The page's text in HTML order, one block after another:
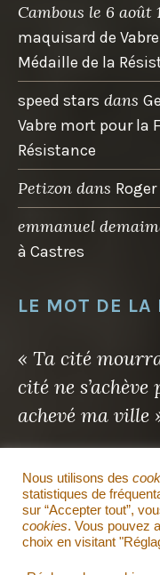
Cambous le 6 août
maquisard de
Médaille de la
speed stars dans
Vabre mort pour la
Résistance
Petizon dans
emmanuel
à Castres
LE MOT DE LA
« Ta cité
cité ne
achevé ma ville
Antoine de
Il en sera de
Nous utilisons des
statistiques de
sur “Accepter tout”,
cookies. Vous pouvez
choix en visitant